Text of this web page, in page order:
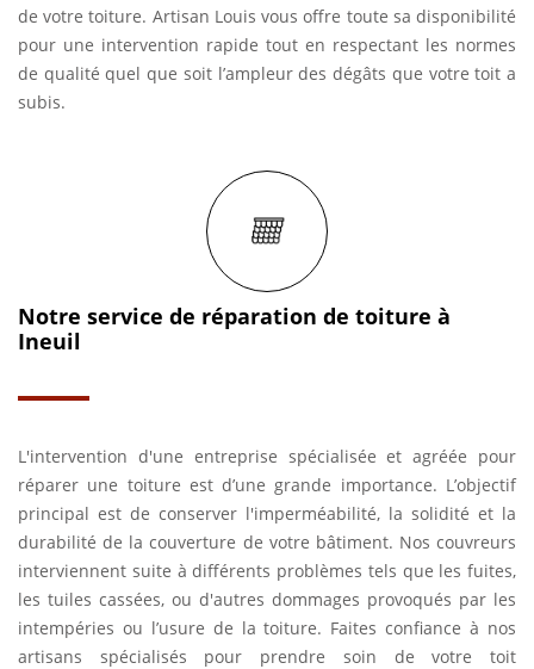
de votre toiture. Artisan Louis vous offre toute sa disponibilité
pour une intervention rapide tout en respectant les normes
de qualité quel que soit l’ampleur des dégâts que votre toit a
subis.
Notre service de réparation de toiture à
Ineuil
L'intervention d'une entreprise spécialisée et agréée pour
réparer une toiture est d’une grande importance. L’objectif
principal est de conserver l'imperméabilité, la solidité et la
durabilité de la couverture de votre bâtiment. Nos couvreurs
interviennent suite à différents problèmes tels que les fuites,
les tuiles cassées, ou d'autres dommages provoqués par les
intempéries ou l’usure de la toiture. Faites confiance à nos
artisans spécialisés pour prendre soin de votre toit